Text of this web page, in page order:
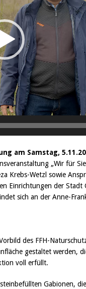
am Samstag,
„Wir für
Krebs-Wetzl sowie
Einrichtungen der Stadt
sich an der Anne-
des FFH-
gestaltet werden,
voll erfüllt.
Gabionen,